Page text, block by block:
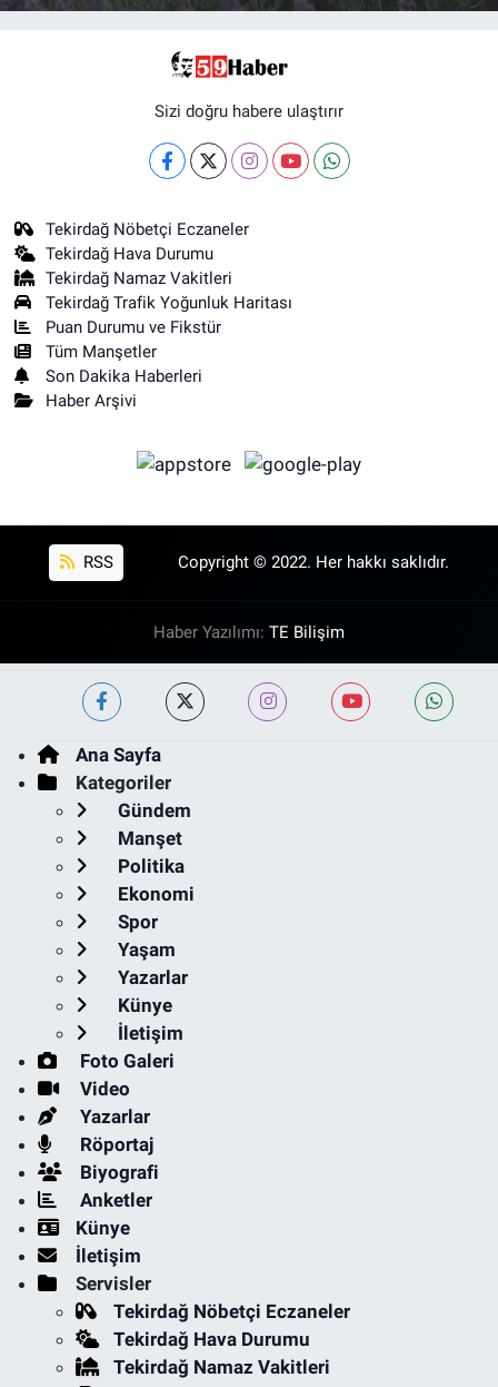
Sizi doğru habere ulaştırır
Tekirdağ Nöbetçi Eczaneler
Tekirdağ Hava Durumu
Tekirdağ Namaz Vakitleri
Tekirdağ Trafik Yoğunluk Haritası
Puan Durumu ve Fikstür
Tüm Manşetler
Son Dakika Haberleri
Haber Arşivi
RSS Copyright © 2022. Her hakkı saklıdır.
Haber Yazılımı: TE Bilişim
Ana Sayfa
Kategoriler
Gündem
Manşet
Politika
Ekonomi
Spor
Yaşam
Yazarlar
Künye
İletişim
Foto Galeri
Video
Yazarlar
Röportaj
Biyografi
Anketler
Künye
İletişim
Servisler
Tekirdağ Nöbetçi Eczaneler
Tekirdağ Hava Durumu
Tekirdağ Namaz Vakitleri